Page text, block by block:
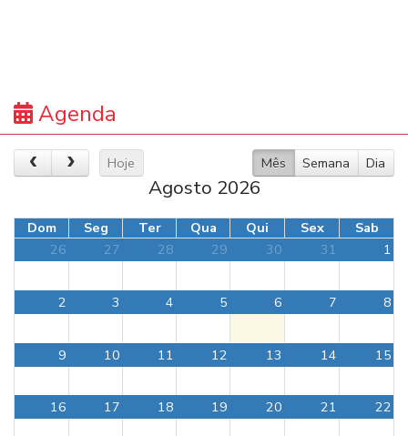
Agenda
Hoje Mês Semana Dia
Agosto 2026
Dom Seg Ter Qua Qui Sex
Sab
26
27 28 29 30 31 1
2 3 4 5 6 7 8
9 10 11 12 13 14 15
16 17 18 19 20 21 22